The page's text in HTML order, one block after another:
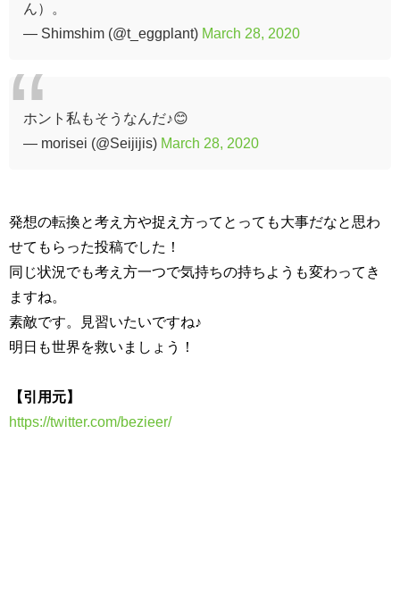
ん）。
— Shimshim (@t_eggplant) March 28, 2020
ホント私もそうなんだ♪😊
— morisei (@Seijijis) March 28, 2020
発想の転換と考え方や捉え方ってとっても大事だなと思わ
せてもらった投稿でした！
同じ状況でも考え方一つで気持ちの持ちようも変わってき
ますね。
素敵です。見習いたいですね♪
明日も世界を救いましょう！
【引用元】
https://twitter.com/bezieer/